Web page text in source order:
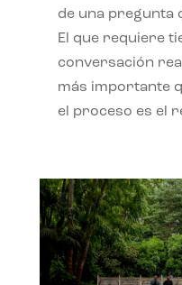
de una pregunta
El que requiere
conversación
más importante
el proceso es el